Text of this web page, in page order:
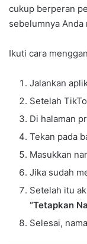
cukup berperan
sebelumnya
Ikuti cara
Jalankan
Setelah
Di halaman
Tekan pada
Masukkan
Jika sudah
Setelah itu
“Tetapkan
Selesai,